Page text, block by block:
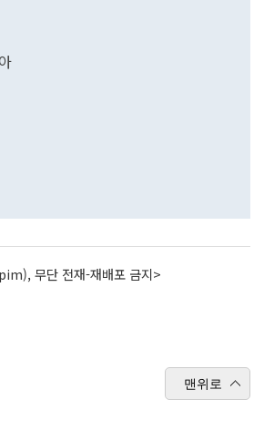
무단 전재-재배포 금지>
맨위로